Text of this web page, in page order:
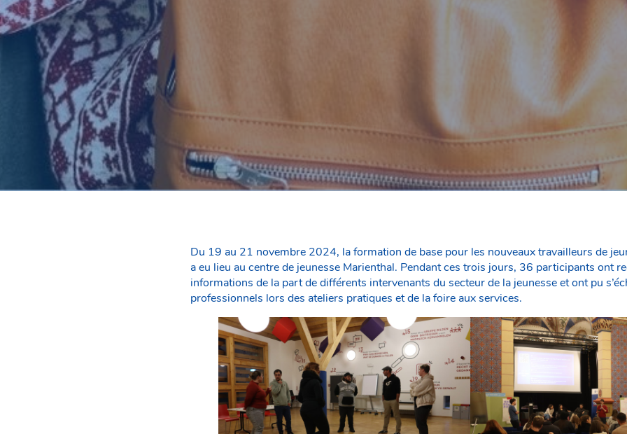
Du 19 au 21 novembre 2024, la formation de base pour les nouveaux travailleurs de
a eu lieu au centre de jeunesse Marienthal. Pendant ces trois jours, 36 participants ont
informations de la part de différents intervenants du secteur de la jeunesse et ont pu
professionnels lors des ateliers pratiques et de la foire aux services.